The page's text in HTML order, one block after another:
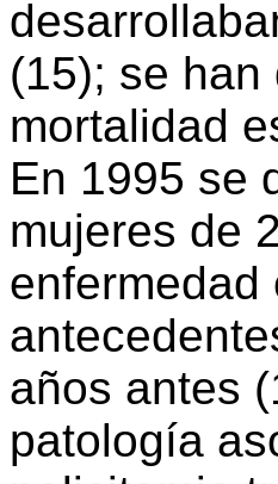
(15); se
mortalidad
En 1995 se
mujeres de
enfermedad
años antes
patología